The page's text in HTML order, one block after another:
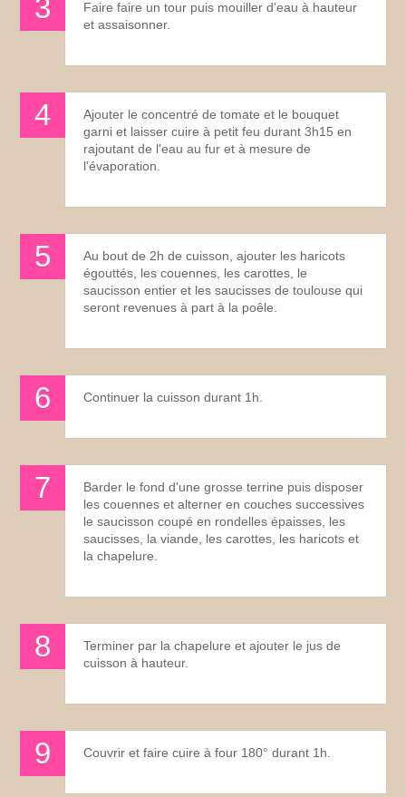
Faire faire un tour puis mouiller d'eau à hauteur
et assaisonner.
Ajouter le concentré de tomate et le bouquet
garni et laisser cuire à petit feu durant 3h15 en
rajoutant de l'eau au fur et à mesure de
l'évaporation.
Au bout de 2h de cuisson, ajouter les haricots
égouttés, les couennes, les carottes, le
saucisson entier et les saucisses de toulouse qui
seront revenues à part à la poêle.
Continuer la cuisson durant 1h.
Barder le fond d'une grosse terrine puis disposer
les couennes et alterner en couches successives
le saucisson coupé en rondelles épaisses, les
saucisses, la viande, les carottes, les haricots et
la chapelure.
Terminer par la chapelure et ajouter le jus de
cuisson à hauteur.
Couvrir et faire cuire à four 180° durant 1h.